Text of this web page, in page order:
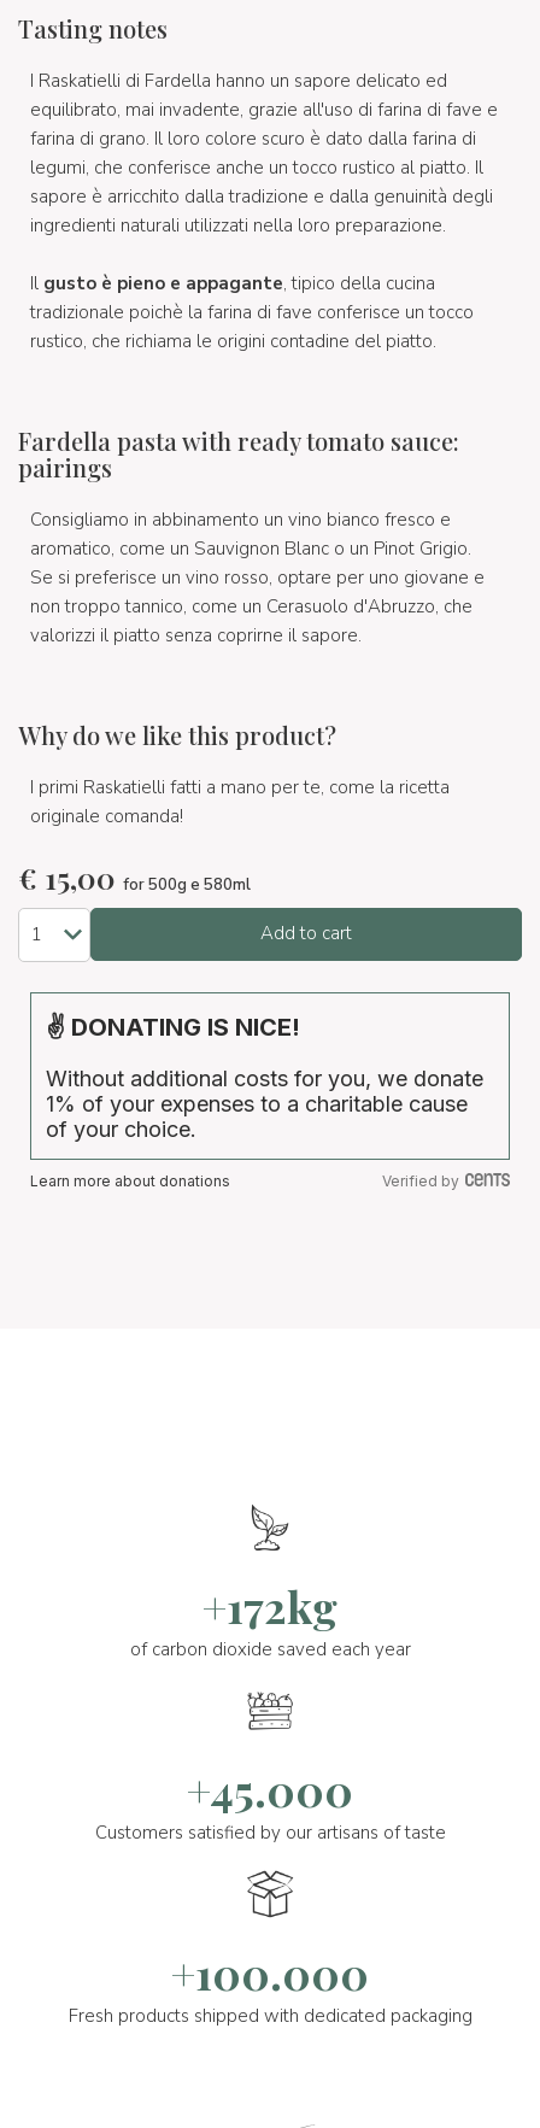
Tasting notes
I Raskatielli di Fardella hanno un sapore delicato ed
equilibrato, mai invadente, grazie all'uso di farina di fave e
farina di grano. Il loro colore scuro è dato dalla farina di
legumi, che conferisce anche un tocco rustico al piatto. Il
sapore è arricchito dalla tradizione e dalla genuinità degli
ingredienti naturali utilizzati nella loro preparazione.
Il gusto è pieno e appagante, tipico della cucina
tradizionale poichè la farina di fave conferisce un tocco
rustico, che richiama le origini contadine del piatto.
Fardella pasta with ready tomato sauce:
pairings
Consigliamo in abbinamento un vino bianco fresco e
aromatico, come un Sauvignon Blanc o un Pinot Grigio.
Se si preferisce un vino rosso, optare per uno giovane e
non troppo tannico, come un Cerasuolo d'Abruzzo, che
valorizzi il piatto senza coprirne il sapore.
Why do we like this product?
I primi Raskatielli fatti a mano per te, come la ricetta
originale comanda!
€ 15,00 for 500g e 580ml
Add to cart
✌ DONATING IS NICE!
Without additional costs for you, we donate
1% of your expenses to a charitable cause
of your choice.
Learn more about donations Verified by
+172kg
of carbon dioxide saved each year
+45.000
Customers satisfied by our artisans of taste
+100.000
Fresh products shipped with dedicated packaging